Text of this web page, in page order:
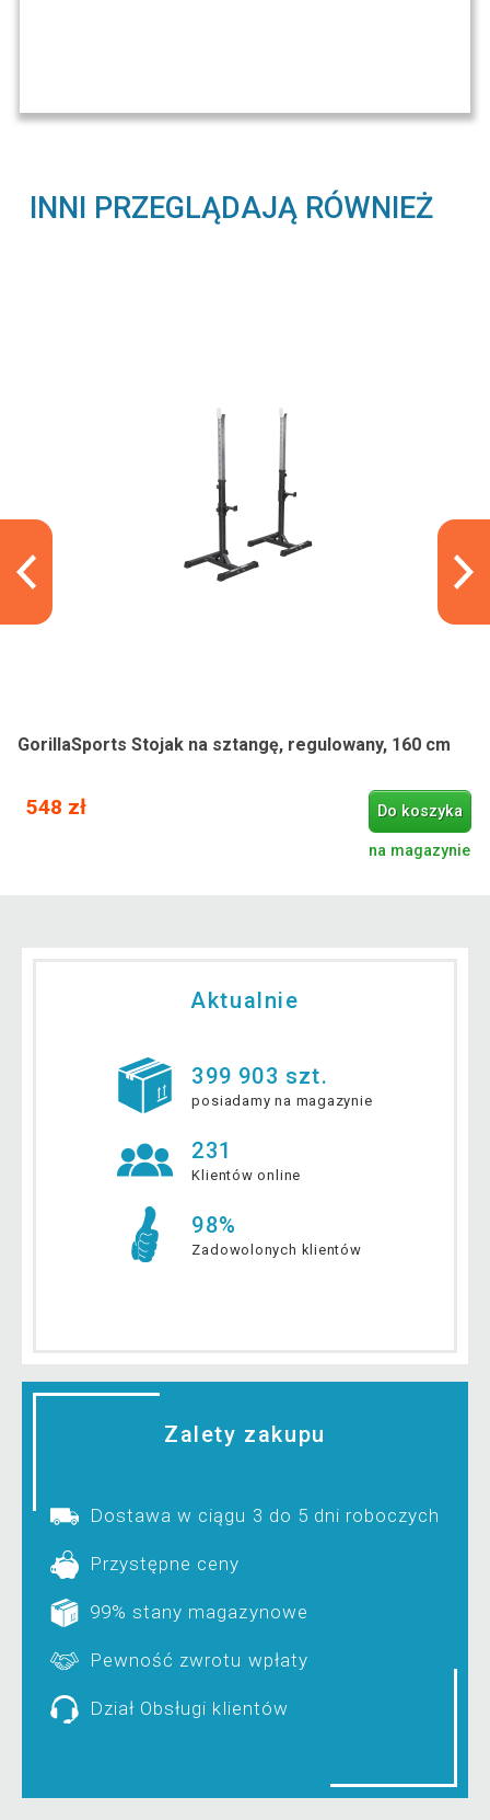
INNI PRZEGLĄDAJĄ RÓWNIEŻ
GorillaSports Stojak na sztangę, regulowany, 160 cm
548 zł Do koszyka
na magazynie
Aktualnie
399 903 szt.
posiadamy na magazynie
231
Klientów online
98%
Zadowolonych klientów
Zalety zakupu
Dostawa w ciągu 3 do 5 dni roboczych
Przystępne ceny
99% stany magazynowe
Pewność zwrotu wpłaty
Dział Obsługi klientów